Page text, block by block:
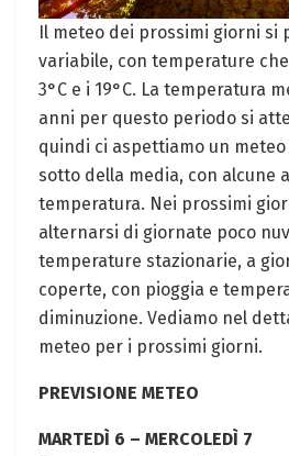
Il meteo dei prossimi giorni si
variabile, con temperature
3°C e i 19°C. La temperatura
anni per questo periodo si
quindi ci aspettiamo un
sotto della media, con alcune
temperatura. Nei prossimi
alternarsi di giornate poco
temperature stazionarie, a
coperte, con pioggia e
diminuzione. Vediamo nel
meteo per i prossimi giorni.
PREVISIONE METEO
MARTEDÌ 6 – MERCOLEDÌ 7